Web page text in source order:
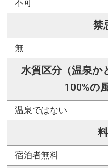
不可
禁
無
水質区分（温泉か
100%の
温泉ではない
宿泊者無料